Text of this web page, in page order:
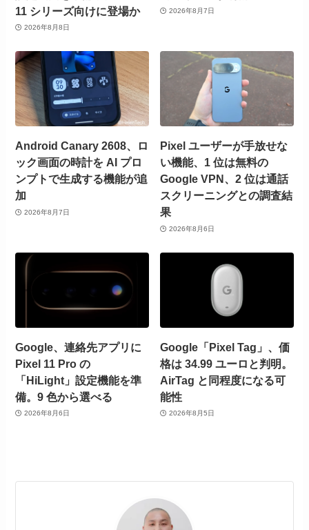
11 シリーズ向けに登場か
2026年8月8日
2026年8月7日
Android Canary 2608、ロ
ック画面の時計を AI プロ
ンプトで生成する機能が追
加
2026年8月7日
Pixel ユーザーが手放せな
い機能、1 位は無料の
Google VPN、2 位は通話
スクリーニングとの調査結
果
2026年8月6日
Google、連絡先アプリに
Pixel 11 Pro の
「HiLight」設定機能を準
備。9 色から選べる
2026年8月6日
Google「Pixel Tag」、価
格は 34.99 ユーロと判明。
AirTag と同程度になる可
能性
2026年8月5日